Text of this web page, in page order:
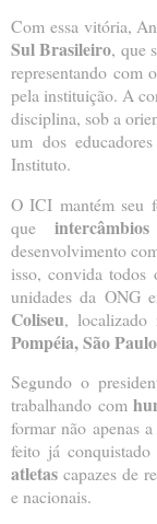
Com essa vitória,
Sul Brasileiro, que
representando com
pela instituição. A
disciplina, sob a
um dos
Instituto.
O ICI mantém seu
que
desenvolvimento
isso, convida todos
unidades da ONG
Coliseu, localizado
Pompéia, São Paulo
Segundo o
trabalhando com
formar não apenas
feito já
atletas capazes de
e nacionais.